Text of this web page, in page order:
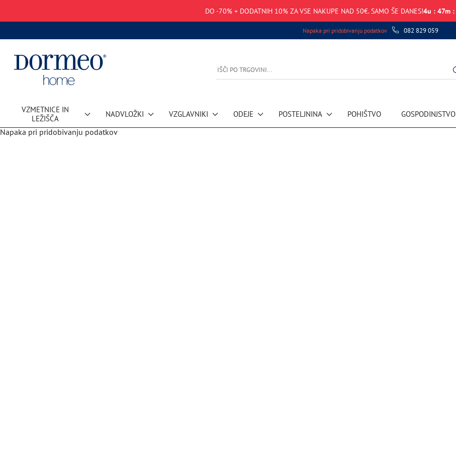
DO -70% + DODATNIH 10% ZA VSE NAKUPE NAD 50€. SAMO ŠE DANES!4u : 47m :
Napaka pri pridobivanju podatkov 082 829 059
VZMETNICE IN
LEŽIŠČA
NADVLOŽKI VZGLAVNIKI ODEJE POSTELJNINA POHIŠTVO GOSPODINJSTVO
Napaka pri pridobivanju podatkov